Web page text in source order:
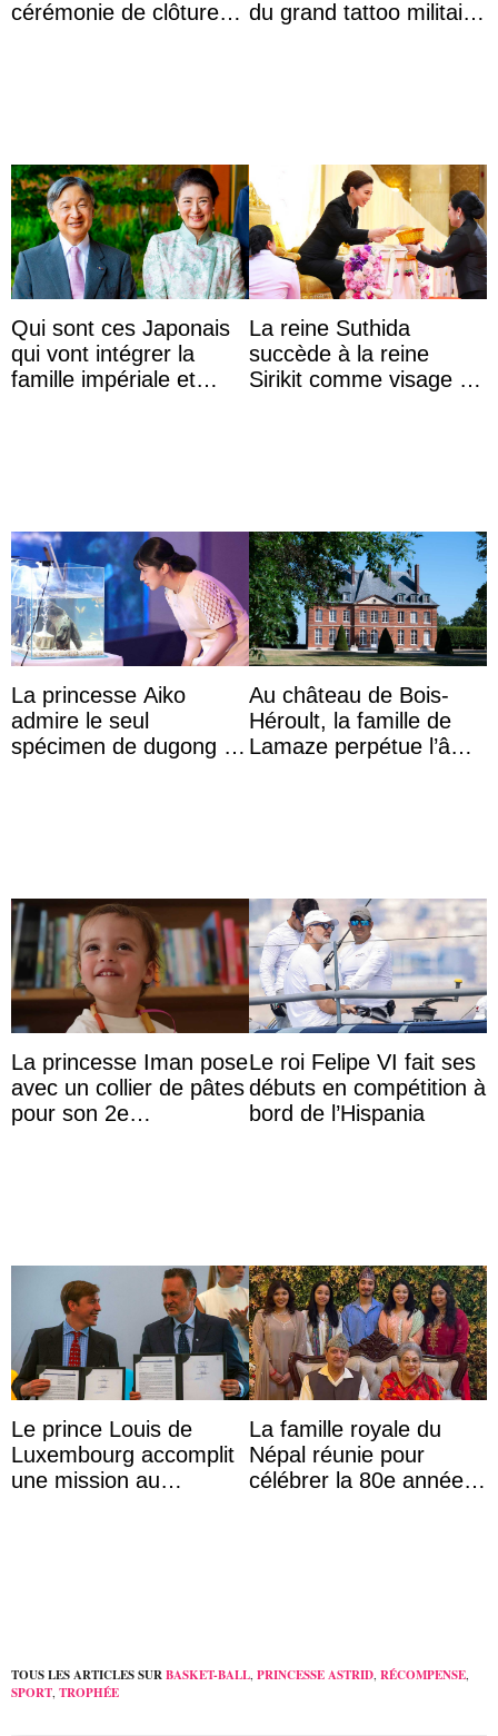
cérémonie de clôture
du grand tattoo militaire
Qui sont ces Japonais
qui vont intégrer la
famille impériale et
La reine Suthida
succède à la reine
Sirikit comme visage de
La princesse Aiko
admire le seul
spécimen de dugong en
Au château de Bois-
Héroult, la famille de
Lamaze perpétue l’âme
La princesse Iman pose
avec un collier de pâtes
pour son 2e
Le roi Felipe VI fait ses
débuts en compétition à
bord de l’Hispania
Le prince Louis de
Luxembourg accomplit
une mission au
La famille royale du
Népal réunie pour
célébrer la 80e année
TOUS LES ARTICLES SURBASKET-BALL, PRINCESSE ASTRID, RÉCOMPENSE,
SPORT, TROPHÉE